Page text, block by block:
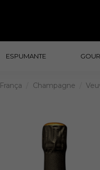
ESPUMANTE
França Champagne